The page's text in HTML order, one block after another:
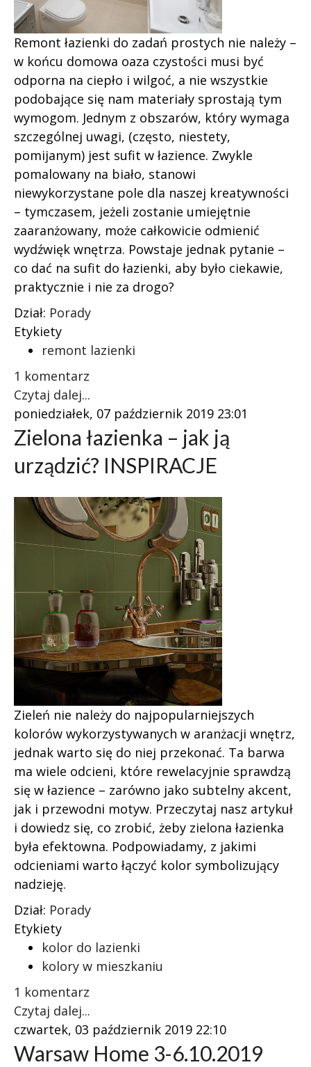
Remont łazienki do zadań prostych nie należy –
w końcu domowa oaza czystości musi być
odporna na ciepło i wilgoć, a nie wszystkie
podobające się nam materiały sprostają tym
wymogom. Jednym z obszarów, który wymaga
szczególnej uwagi, (często, niestety,
pomijanym) jest sufit w łazience. Zwykle
pomalowany na biało, stanowi
niewykorzystane pole dla naszej kreatywności
– tymczasem, jeżeli zostanie umiejętnie
zaaranżowany, może całkowicie odmienić
wydźwięk wnętrza. Powstaje jednak pytanie –
co dać na sufit do łazienki, aby było ciekawie,
praktycznie i nie za drogo?
Dział: Porady
Etykiety
remont lazienki
1 komentarz
Czytaj dalej...
poniedziałek, 07 październik 2019 23:01
Zielona łazienka – jak ją
urządzić? INSPIRACJE
Zieleń nie należy do najpopularniejszych
kolorów wykorzystywanych w aranżacji wnętrz,
jednak warto się do niej przekonać. Ta barwa
ma wiele odcieni, które rewelacyjnie sprawdzą
się w łazience – zarówno jako subtelny akcent,
jak i przewodni motyw. Przeczytaj nasz artykuł
i dowiedz się, co zrobić, żeby zielona łazienka
była efektowna. Podpowiadamy, z jakimi
odcieniami warto łączyć kolor symbolizujący
nadzieję.
Dział: Porady
Etykiety
kolor do lazienki
kolory w mieszkaniu
1 komentarz
Czytaj dalej...
czwartek, 03 październik 2019 22:10
Warsaw Home 3-6.10.2019